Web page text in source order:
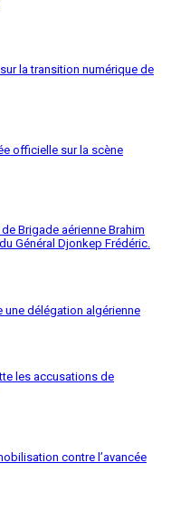
la transition numérique de
officielle sur la scène
Brigade aérienne Brahim
Général Djonkep Frédéric.
une délégation algérienne
les accusations de
contre l’avancée